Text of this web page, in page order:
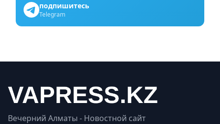
подпишитесь
Telegram
Вечерний Алматы - Новостной сайт